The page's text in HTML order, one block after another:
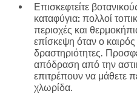
Επισκεφτείτε
καταφύγια: πολλοί
περιοχές και
επίσκεψη όταν ο καιρός
δραστηριότητες.
απόδραση από την
επιτρέπουν να μάθετε
χλωρίδα.